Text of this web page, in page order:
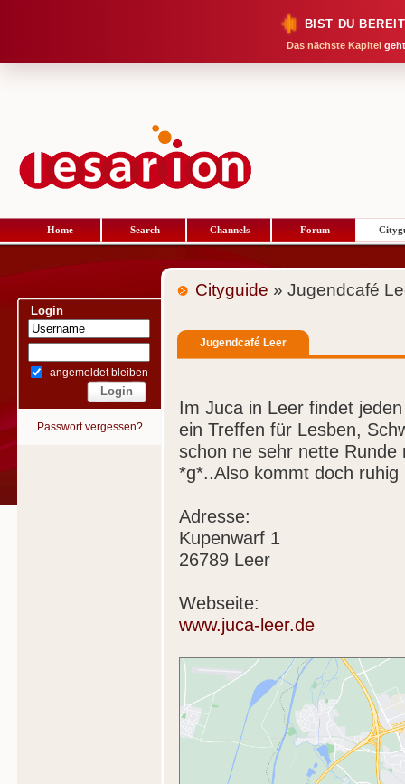
BIST DU
Das nächste Kapitel
Home Search Channels Forum
Login
angemeldet bleiben
Passwort vergessen?
Cityguide » Jugendcafé
Jugendcafé Leer
Im Juca in Leer findet
ein Treffen für Lesben,
schon ne sehr nette Runde
*g*..Also kommt doch ruhig
Adresse:
Kupenwarf 1
26789 Leer
Webseite:
www.juca-leer.de